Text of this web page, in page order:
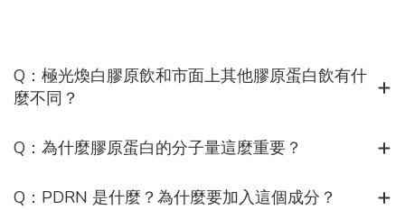
Q：極光煥白膠原飲和市面上其他膠原蛋白飲有什
麼不同？
Q：為什麼膠原蛋白的分子量這麼重要？
Q：PDRN 是什麼？為什麼要加入這個成分？